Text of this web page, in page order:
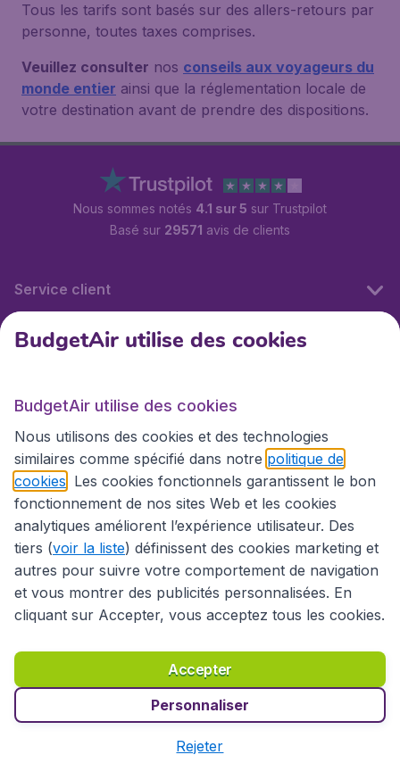
Tous les tarifs sont basés sur des allers-retours par
personne, toutes taxes comprises.
Veuillez consulter nos conseils aux voyageurs du
monde entier ainsi que la réglementation locale de
votre destination avant de prendre des dispositions.
Nous sommes notés 4.1 sur 5 sur Trustpilot
Basé sur 29571 avis de clients
Service client
BudgetAir.fr
Sites internationaux
Déclaration d’accessibilité
Conditions générales
Déclaration de confidentialité
Droits d’auteur © 2026
BudgetAir utilise des cookies
BudgetAir utilise des cookies
Nous utilisons des cookies et des technologies
similaires comme spécifié dans notre politique de
cookies . Les cookies fonctionnels garantissent le bon
fonctionnement de nos sites Web et les cookies
analytiques améliorent l’expérience utilisateur. Des
tiers (voir la liste) définissent des cookies marketing et
autres pour suivre votre comportement de navigation
et vous montrer des publicités personnalisées. En
cliquant sur Accepter, vous acceptez tous les cookies.
Accepter
Personnaliser
Rejeter